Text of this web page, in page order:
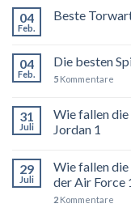
04
Feb.
Beste
04
Feb.
Die besten
5 Kommentare
31
Juli
Wie fallen die
Jordan 1
29
Juli
Wie fallen die
der Air Force
2 Kommentare